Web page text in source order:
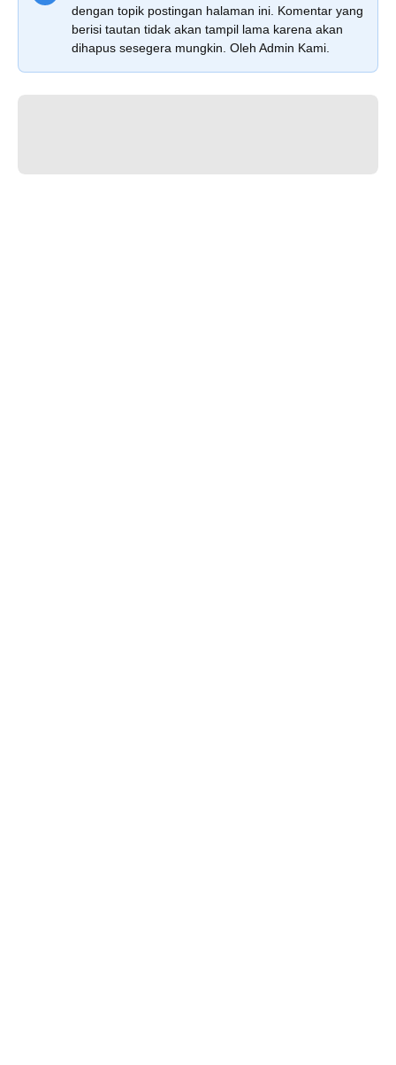
dengan topik postingan halaman ini. Komentar yang
berisi tautan tidak akan tampil lama karena akan
dihapus sesegera mungkin. Oleh Admin Kami.